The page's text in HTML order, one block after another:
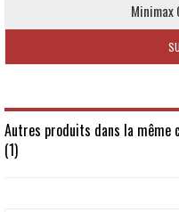
Minimax
Autres produits dans la même
(1)